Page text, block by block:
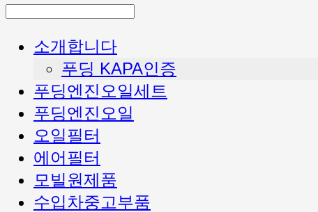
소개합니다
푸딩 KAPA인증
푸딩엔진오일세트
푸딩엔진오일
오일필터
에어필터
모빌원제품
수입차중고부품